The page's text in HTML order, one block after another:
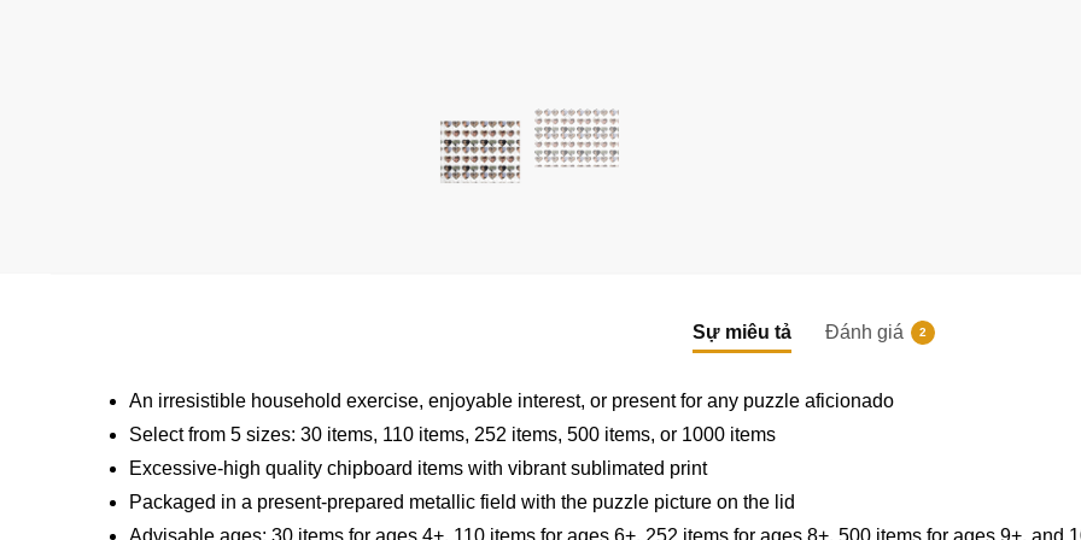
Sự miêu tả Đánh giá 2
An irresistible household exercise, enjoyable interest, or present for any puzzle aficionado
Select from 5 sizes: 30 items, 110 items, 252 items, 500 items, or 1000 items
Excessive-high quality chipboard items with vibrant sublimated print
Packaged in a present-prepared metallic field with the puzzle picture on the lid
Advisable ages: 30 items for ages 4+, 110 items for ages 6+, 252 items for ages 8+, 500 items for ages 9+, and